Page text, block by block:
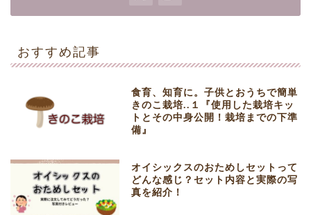
おすすめ記事
食育、知育に。子供とおうちで簡単
きのこ栽培..１『使用した栽培キッ
トとその中身公開！栽培までの下準
備』
オイシックスのおためしセットって
どんな感じ？セット内容と実際の写
真を紹介！